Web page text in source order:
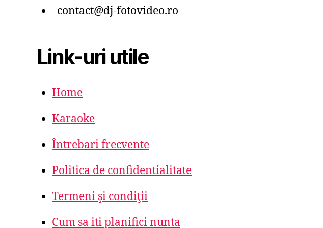
contact@dj-fotovideo.ro
Link-uri utile
Home
Karaoke
Întrebari frecvente
Politica de confidentialitate
Termeni şi condiţii
Cum sa iti planifici nunta